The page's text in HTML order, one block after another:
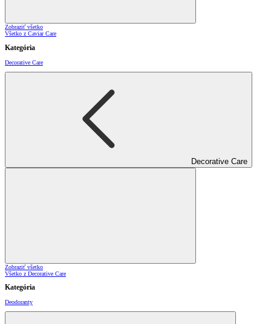
Zobraziť všetko
Všetko z Caviar Care
Kategória
Decorative Care
Decorative Care
Zobraziť všetko
Všetko z Decorative Care
Kategória
Deodoranty